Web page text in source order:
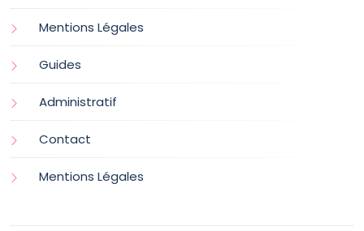
Mentions Légales
Guides
Administratif
Contact
Mentions Légales